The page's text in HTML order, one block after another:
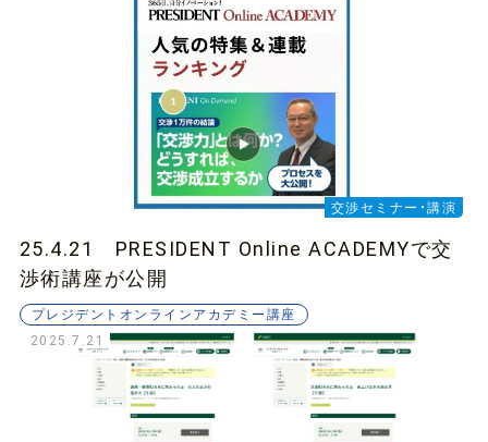
交渉セミナー・講演
25.4.21 PRESIDENT Online ACADEMYで交
渉術講座が公開
プレジデントオンラインアカデミー講座
2025.7.21